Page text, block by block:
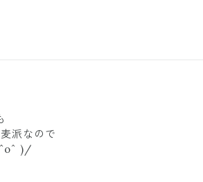
派なので
)/